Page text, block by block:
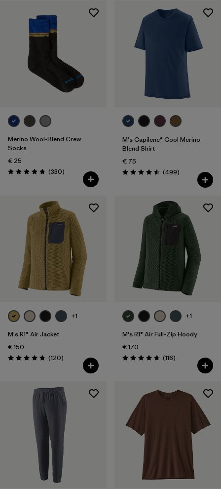
Merino Wool-Blend Crew
Socks
€ 25
Bewertung: 4.7 / 5
(330Rezensionen
)
M's Capilene® Cool Merino-
Blend Shirt
€ 75
Bewertung: 4.5 / 5
(499Rezensionen
)
+1
M's R1® Air Jacket
€ 150
Bewertung: 4.7 / 5
(120Rezensionen
)
+1
M's R1® Air Full-Zip Hoody
€ 170
Bewertung: 4.7 / 5
(116Rezensionen
)